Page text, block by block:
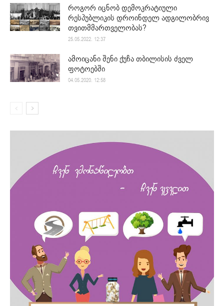
როგორ იცნობ დემოკრატიული
რესპუბლიკის დროინდელ ადგილობრივ
თვითმმართველობას?
25.05.2022. 12:37
ამოიცანი შენი ქუჩა თბილისის ძველ
ფოტოებში
04.05.2020. 12:58